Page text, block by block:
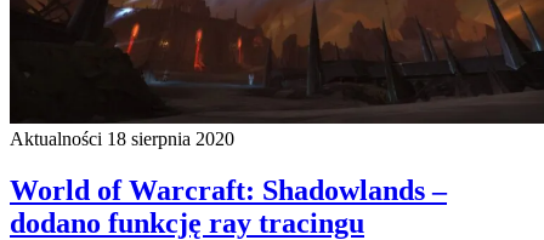
Aktualności 18 sierpnia 2020
World of Warcraft: Shadowlands –
dodano funkcję ray tracingu